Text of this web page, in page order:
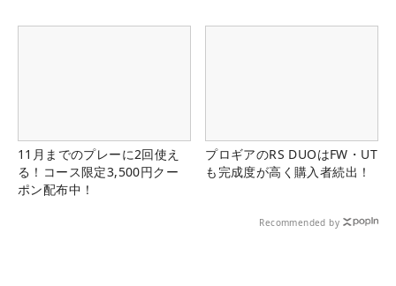
11月までのプレーに2回使え
る！コース限定3,500円クー
ポン配布中！
プロギアのRS DUOはFW・UT
も完成度が高く購入者続出！
Recommended by